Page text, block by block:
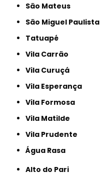
São Mateus
São Miguel Paulista
Tatuapé
Vila Carrão
Vila Curuçá
Vila Esperança
Vila Formosa
Vila Matilde
Vila Prudente
Água Rasa
Alto do Pari